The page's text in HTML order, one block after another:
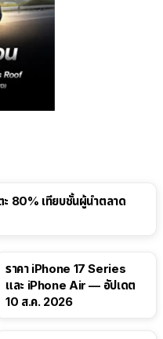
80% เทียบชั้นผู้นำตลาด
ราคา iPhone 17 Series
และ iPhone Air — อัปเดต
10 ส.ค. 2026